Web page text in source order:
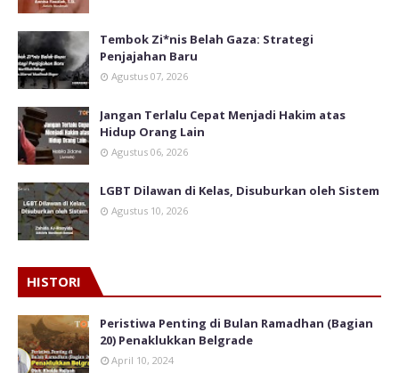
Tembok Zi*nis Belah Gaza: Strategi
Penjajahan Baru
Agustus 07, 2026
Jangan Terlalu Cepat Menjadi Hakim atas
Hidup Orang Lain
Agustus 06, 2026
LGBT Dilawan di Kelas, Disuburkan oleh Sistem
Agustus 10, 2026
HISTORI
Peristiwa Penting di Bulan Ramadhan (Bagian
20) Penaklukkan Belgrade
April 10, 2024